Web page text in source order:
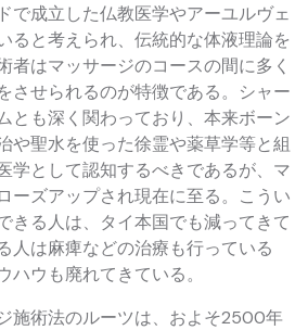
で成立した仏教医学やアーユルヴェ
ると考えられ、伝統的な体液理論を
者はマッサージのコースの間に多く
させられるのが特徴である。シャー
とも深く関わっており、本来ボーン
や聖水を使った徐霊や薬草学等と組
学として認知するべきであるが、マ
ーズアップされ現在に至る。こうい
きる人は、タイ本国でも減ってきて
人は麻痺などの治療も行っている
ハウも廃れてきている。
施術法のルーツは、およそ2500年